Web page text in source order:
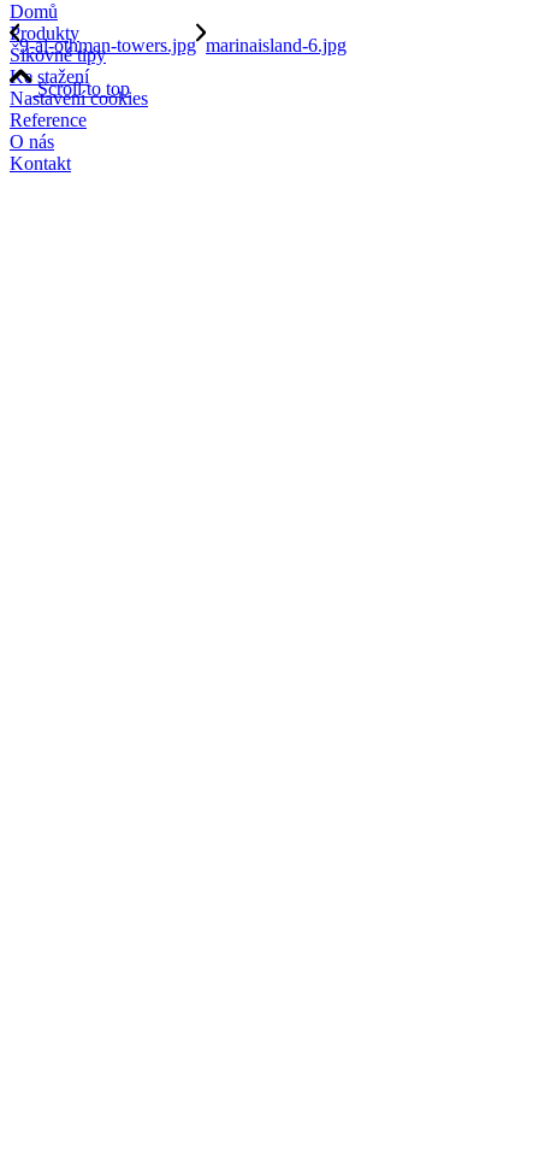
Domů
Produkty
Šikovné tipy
Ke stažení
Nastavení cookies
Reference
O nás
Kontakt
9-al-othman-towers.jpg marinaisland-6.jpg
Scroll to top